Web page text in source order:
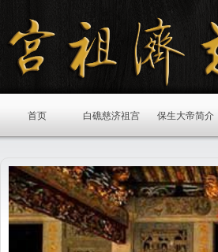
首页 白礁慈济祖宫 保生大帝简介